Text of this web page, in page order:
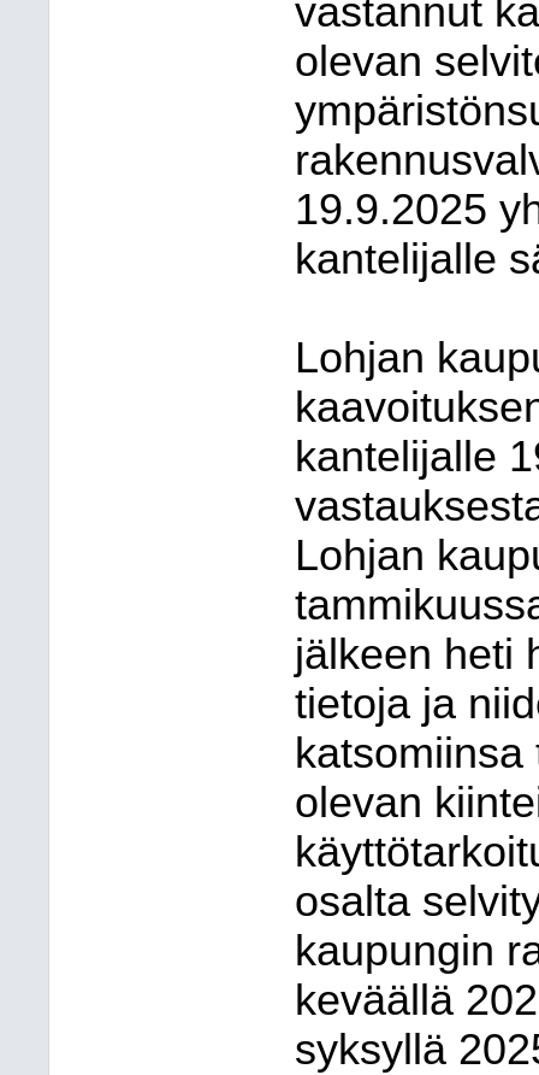
vastannut
olevan
19.9.2025
kantelijalle
Lohjan
kantelijalle
Lohjan
jälkeen heti
tietoja ja
olevan
osalta
kaupungin
keväällä
syksyllä